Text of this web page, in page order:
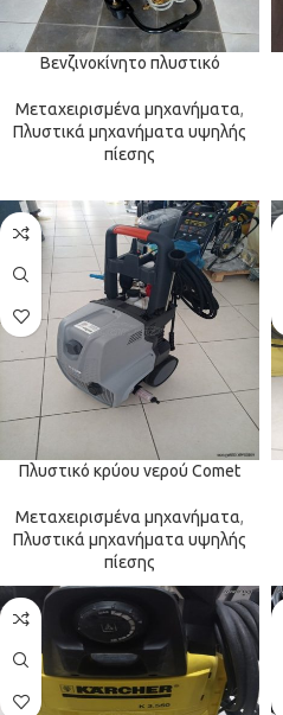
Βενζινοκίνητο πλυστικό
Μεταχειρισμένα μηχανήματα,
Πλυστικά μηχανήματα υψηλής
πίεσης
Πλυστικό κρύου νερού Comet
Μεταχειρισμένα μηχανήματα,
Πλυστικά μηχανήματα υψηλής
πίεσης